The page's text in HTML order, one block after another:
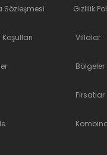
Sözleşmesi Gizlilik
Villalar
Bölgeler
Fırsatlar